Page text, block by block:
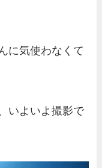
に気使わなくて
いよいよ撮影で